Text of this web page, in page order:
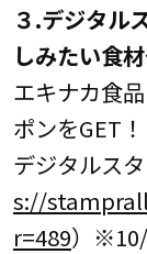
３.デジタル
しみたい食
エキナカ食
ポンをGET！
デジタルス
s://
r=489）